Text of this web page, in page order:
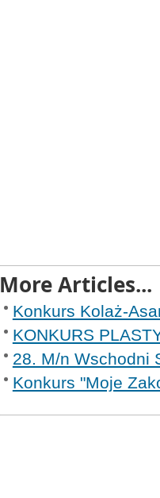
More Articles...
Konkurs Kolaż-
KONKURS
28. M/n Wschodni
Konkurs "Moje